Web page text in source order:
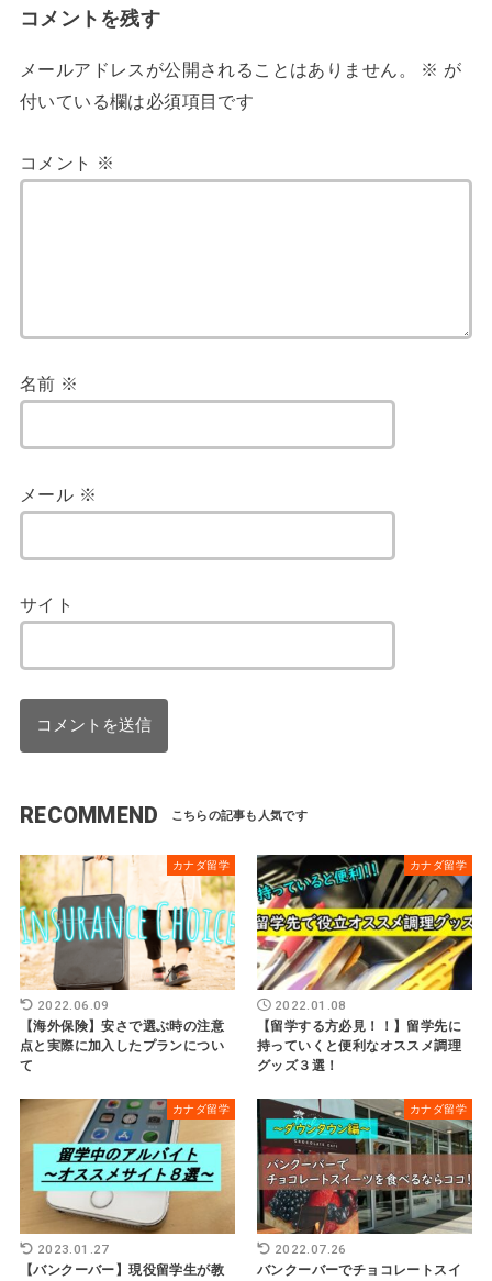
コメントを残す
メールアドレスが公開されることはありません。 ※ が
付いている欄は必須項目です
コメント ※
名前 ※
メール ※
サイト
RECOMMEND
カナダ留学
2022.06.09
【海外保険】安さで選ぶ時の注意
点と実際に加入したプランについ
て
カナダ留学
2022.01.08
【留学する方必見！！】留学先に
持っていくと便利なオススメ調理
グッズ３選！
カナダ留学
2023.01.27
【バンクーバー】現役留学生が教
カナダ留学
2022.07.26
バンクーバーでチョコレートスイ